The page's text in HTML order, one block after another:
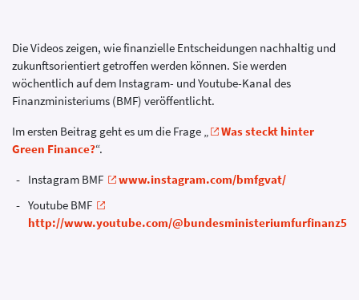
Die Videos zeigen, wie finanzielle Entscheidungen nachhaltig und
zukunftsorientiert getroffen werden können. Sie werden
wöchentlich auf dem Instagram- und Youtube-Kanal des
Finanzministeriums (BMF) veröffentlicht.
Im ersten Beitrag geht es um die Frage „
Was steckt hinter
Green Finance?“.
Instagram BMF
www.instagram.com/bmfgvat/
Youtube BMF
http://www.youtube.com/